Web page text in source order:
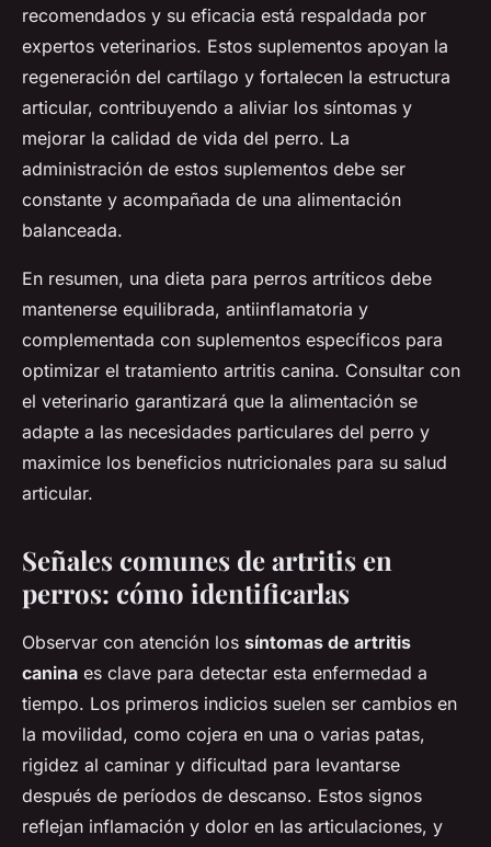
recomendados y su eficacia está respaldada por
expertos veterinarios. Estos suplementos apoyan la
regeneración del cartílago y fortalecen la estructura
articular, contribuyendo a aliviar los síntomas y
mejorar la calidad de vida del perro. La
administración de estos suplementos debe ser
constante y acompañada de una alimentación
balanceada.
En resumen, una dieta para perros artríticos debe
mantenerse equilibrada, antiinflamatoria y
complementada con suplementos específicos para
optimizar el tratamiento artritis canina. Consultar con
el veterinario garantizará que la alimentación se
adapte a las necesidades particulares del perro y
maximice los beneficios nutricionales para su salud
articular.
Señales comunes de artritis en
perros: cómo identificarlas
Observar con atención los síntomas de artritis
canina es clave para detectar esta enfermedad a
tiempo. Los primeros indicios suelen ser cambios en
la movilidad, como cojera en una o varias patas,
rigidez al caminar y dificultad para levantarse
después de períodos de descanso. Estos signos
reflejan inflamación y dolor en las articulaciones, y